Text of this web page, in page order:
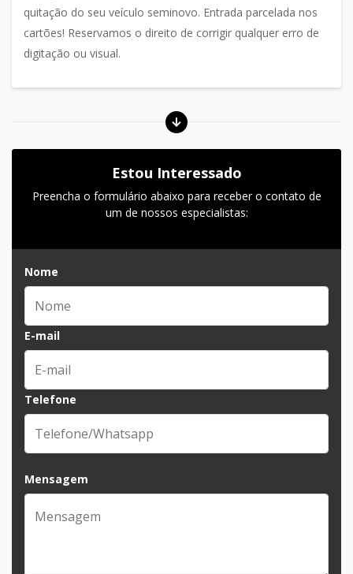
quitação do seu veículo seminovo. Entrada parcelada nos
cartões! Reservamos o direito de corrigir qualquer erro de
digitação ou visual.
Estou Interessado
Preencha o formulário abaixo para receber o contato de
um de nossos especialistas:
Nome
E-mail
Telefone
Mensagem